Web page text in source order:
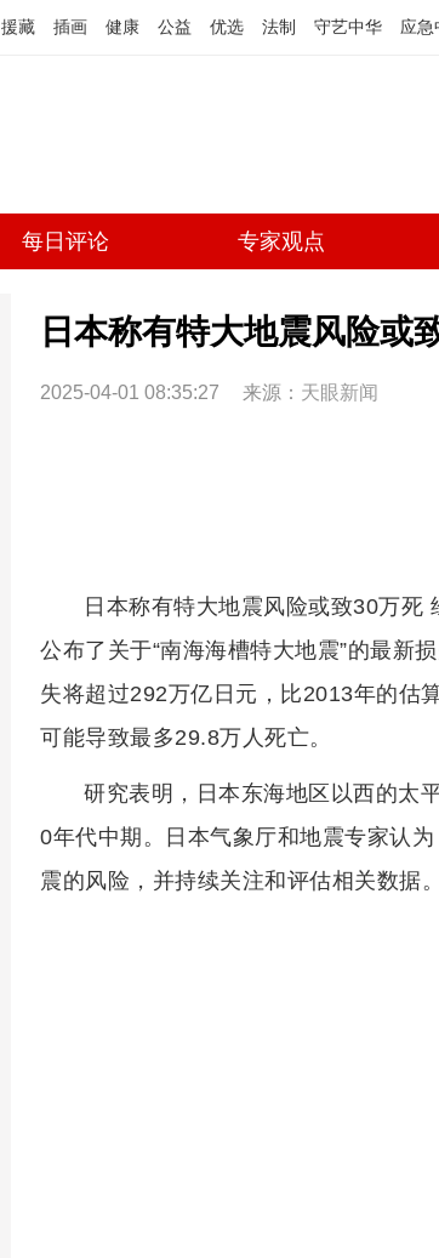
援藏 插画 健康 公益 优选 法制 守艺中华 应急
每日评论 专家观点
日本称有特大地震风险或
2025-04-01 08:35:27 来源： 天眼新闻
日本称有特大地震风险或致30万死
公布了关于“南海海槽特大地震”的最新
失将超过292万亿日元，比2013年的估
可能导致最多29.8万人死亡。
研究表明，日本东海地区以西的太
0年代中期。日本气象厅和地震专家认
震的风险，并持续关注和评估相关数据。